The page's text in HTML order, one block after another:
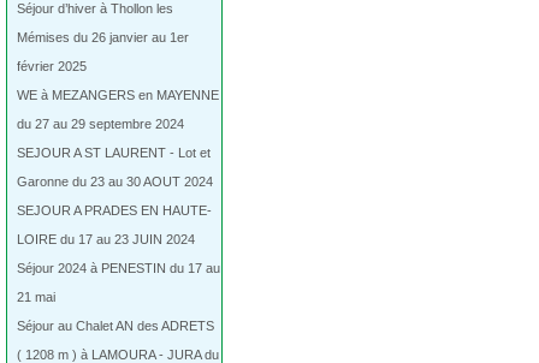
Séjour d’hiver à Thollon les
Mémises du 26 janvier au 1er
février 2025
WE à MEZANGERS en MAYENNE
du 27 au 29 septembre 2024
SEJOUR A ST LAURENT - Lot et
Garonne du 23 au 30 AOUT 2024
SEJOUR A PRADES EN HAUTE-
LOIRE du 17 au 23 JUIN 2024
Séjour 2024 à PENESTIN du 17 au
21 mai
Séjour au Chalet AN des ADRETS
( 1208 m ) à LAMOURA - JURA du